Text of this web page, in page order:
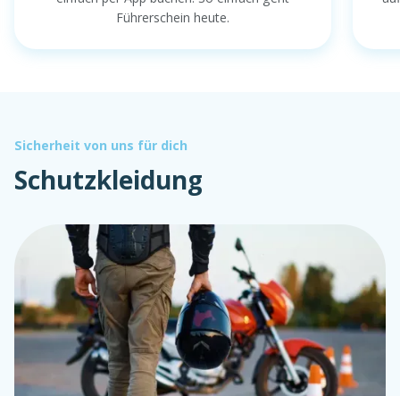
Führerschein heute.
Sicherheit von uns für dich
Schutzkleidung